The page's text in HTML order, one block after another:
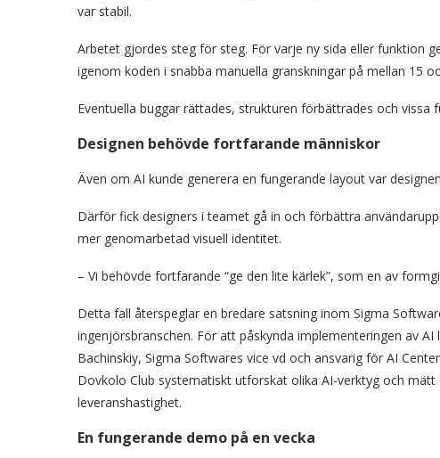
var stabil.
Arbetet gjordes steg för steg. För varje ny sida eller funktion
igenom koden i snabba manuella granskningar på mellan 15
Eventuella buggar rättades, strukturen förbättrades och vissa
Designen behövde fortfarande människor
Även om AI kunde generera en fungerande layout var
Därför fick designers i teamet gå in och förbättra
mer genomarbetad visuell identitet.
– Vi behövde fortfarande “ge den lite kärlek”, som en av
Detta fall återspeglar en bredare satsning inom Sigma
ingenjörsbranschen. För att påskynda implementeringen av
Bachinskiy, Sigma Softwares vice vd och ansvarig för AI
Dovkolo Club systematiskt utforskat olika AI-verktyg och
leveranshastighet.
En fungerande demo på en vecka